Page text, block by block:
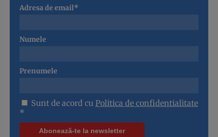
Adresa de email*
Numele
Prenumele
Sunt de acord cu Politica de confidentialitate
*